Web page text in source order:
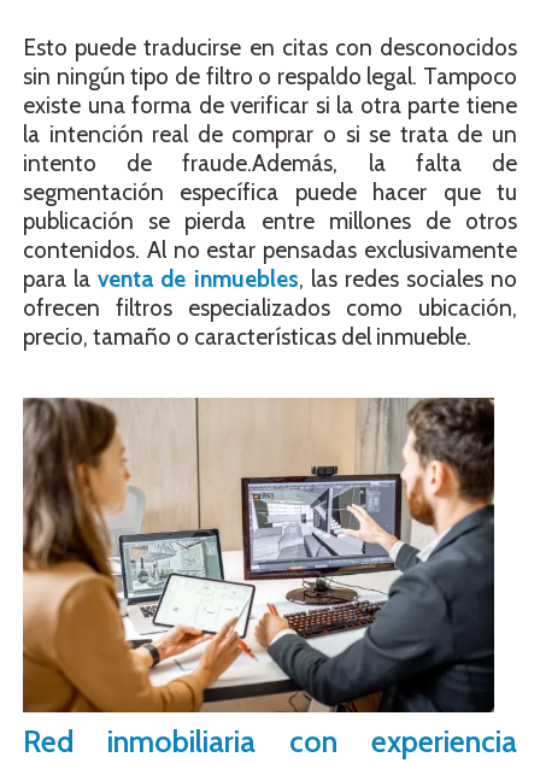
Esto puede traducirse en citas con desconocidos
sin ningún tipo de filtro o respaldo legal. Tampoco
existe una forma de verificar si la otra parte tiene
la intención real de comprar o si se trata de un
intento de fraude.Además, la falta de
segmentación específica puede hacer que tu
publicación se pierda entre millones de otros
contenidos. Al no estar pensadas exclusivamente
para laventa de inmuebles, las redes sociales no
ofrecen filtros especializados como ubicación,
precio, tamaño o características del inmueble.
Red inmobiliaria con experiencia